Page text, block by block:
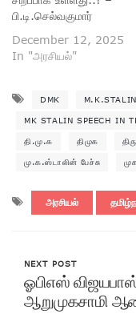
பி.டி.செல்வகுமார்
December 12, 2025
In "அரசியல்"
DMK M.K.STALIN
MK STALIN SPEECH IN
தி.மு.க திமுக
மு.க.ஸ்டாலின் பேச்சு
அரசியல்
NEXT POST
ஓபிஎஸ்
ஆறுமுகசாமி